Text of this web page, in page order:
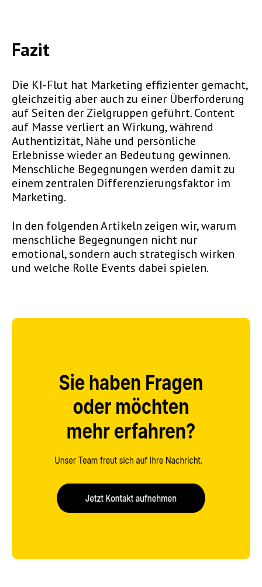
Fazit
Die KI-Flut hat Marketing effizienter gemacht,
gleichzeitig aber auch zu einer Überforderung
auf Seiten der Zielgruppen geführt. Content
auf Masse verliert an Wirkung, während
Authentizität, Nähe und persönliche
Erlebnisse wieder an Bedeutung gewinnen.
Menschliche Begegnungen werden damit zu
einem zentralen Differenzierungsfaktor im
Marketing.
In den folgenden Artikeln zeigen wir, warum
menschliche Begegnungen nicht nur
emotional, sondern auch strategisch wirken
und welche Rolle Events dabei spielen.